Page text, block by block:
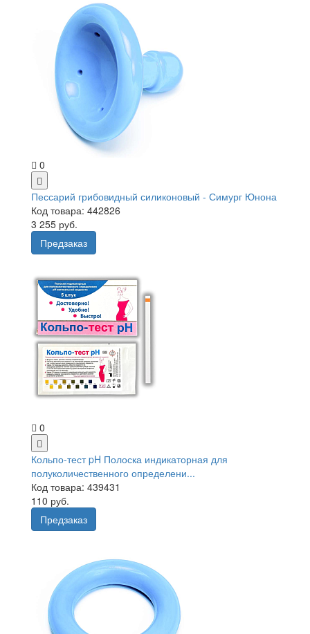
0
Пессарий грибовидный силиконовый - Симург Юнона
Код товара: 442826
3 255 руб.
Предзаказ
0
Кольпо-тест pH Полоска индикаторная для
полуколичественного определени...
Код товара: 439431
110 руб.
Предзаказ